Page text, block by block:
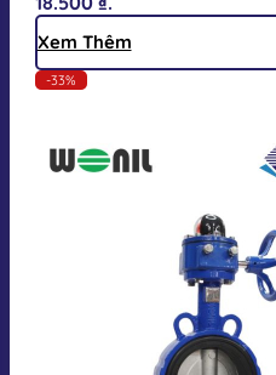
Xem Thêm
-33%